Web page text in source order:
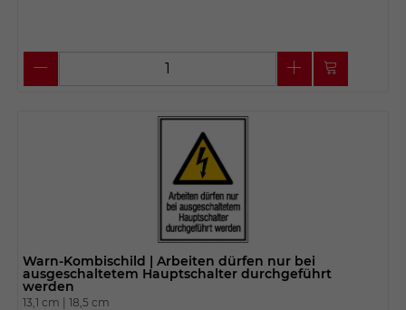
Warn-Kombischild | Arbeiten dürfen nur bei
ausgeschaltetem Hauptschalter durchgeführt
werden
13,1 cm | 18,5 cm